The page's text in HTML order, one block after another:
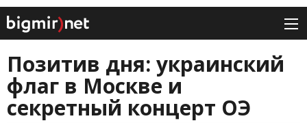
Позитив дня: украинский
флаг в Москве и
секретный концерт ОЭ